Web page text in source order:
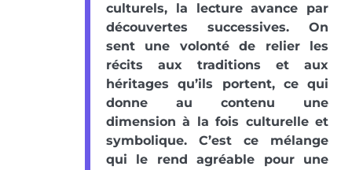
culturels, la lecture avance par
découvertes successives. On
sent une volonté de relier les
récits aux traditions et aux
héritages qu’ils portent, ce qui
donne au contenu une
dimension à la fois culturelle et
symbolique. C’est ce mélange
qui le rend agréable pour une